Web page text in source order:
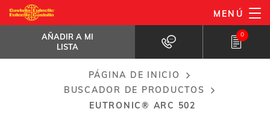
Pasar
al
contenido
principal
MENÚ
AÑADIR A MI
LISTA
0
EuTronic® Arc 502
AÑADIR A MI LISTA
Breadcrumb
PÁGINA DE INICIO
BUSCADOR DE PRODUCTOS
EUTRONIC® ARC 502